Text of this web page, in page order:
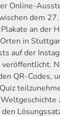
Online-
dem
an der
in
auf der
veröffentlicht.
QR-Codes,